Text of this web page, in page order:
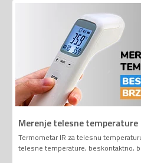
Merenje telesne temperature
Termometar IR za telesnu
telesne temperature, beskontaktno,